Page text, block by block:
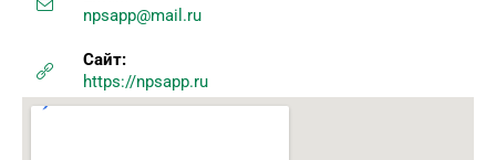
npsapp@mail.ru
Сайт:
https://npsapp.ru